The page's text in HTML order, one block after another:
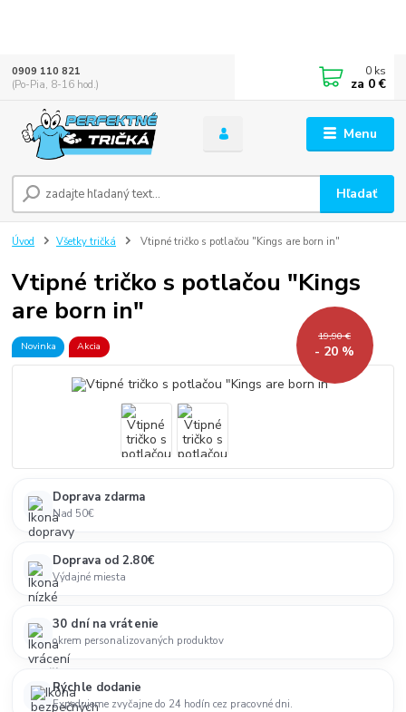
Menu
Hľadať
0909 110 821
(Po-Pia, 8-16 hod.)
0 ks
za 0 €
Úvod Všetky tričká Vtipné tričko s potlačou "Kings are born in"
Vtipné tričko s potlačou "Kings
are born in"
Novinka Akcia
19,90 €
- 20 %
Doprava zdarma
Nad 50€
Doprava od 2.80€
Výdajné miesta
30 dní na vrátenie
okrem personalizovaných produktov
Rýchle dodanie
Expedujeme zvyčajne do 24 hodín cez pracovné dni.